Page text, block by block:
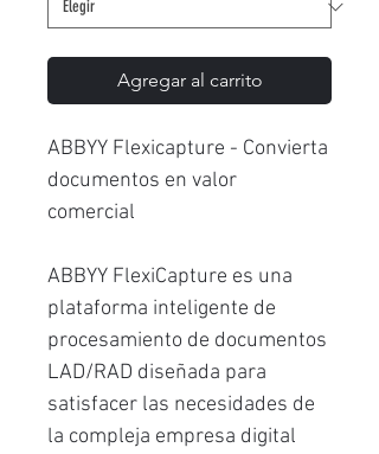
Agregar al carrito
ABBYY Flexicapture - Convierta
documentos en valor
comercial
ABBYY FlexiCapture es una
plataforma inteligente de
procesamiento de documentos
LAD/RAD diseñada para
satisfacer las necesidades de
la compleja empresa digital